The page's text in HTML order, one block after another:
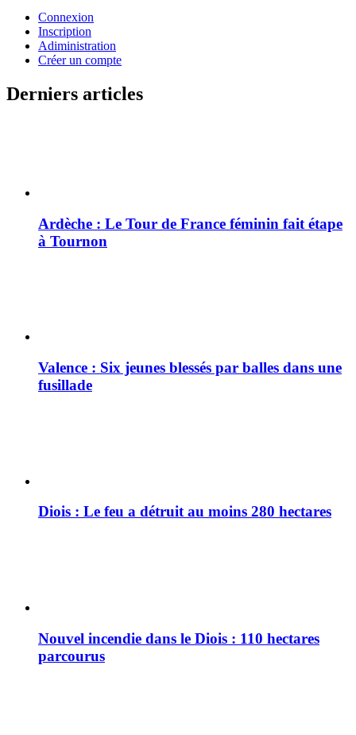
Connexion
Inscription
Adiministration
Créer un compte
Derniers articles
Ardèche : Le Tour de France féminin fait étape
à Tournon
Valence : Six jeunes blessés par balles dans une
fusillade
Diois : Le feu a détruit au moins 280 hectares
Nouvel incendie dans le Diois : 110 hectares
parcourus